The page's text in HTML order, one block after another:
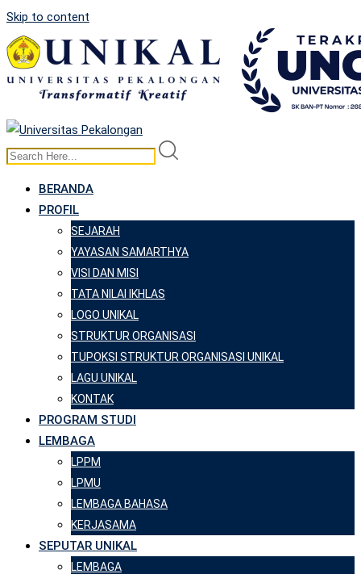
Skip to content
BERANDA
PROFIL
SEJARAH
YAYASAN SAMARTHYA
VISI DAN MISI
TATA NILAI IKHLAS
LOGO UNIKAL
STRUKTUR ORGANISASI
TUPOKSI STRUKTUR ORGANISASI UNIKAL
LAGU UNIKAL
KONTAK
PROGRAM STUDI
LEMBAGA
LPPM
LPMU
LEMBAGA BAHASA
KERJASAMA
SEPUTAR UNIKAL
LEMBAGA